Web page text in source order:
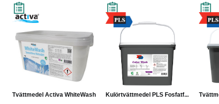
Tvättmedel Activa WhiteWash... Kulörtvättmedel PLS Fosfatf...